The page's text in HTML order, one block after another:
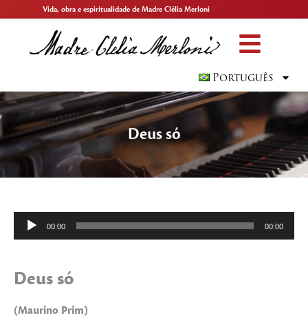
Vida, obra e espiritualidade de Madre Clélia Merloni
Português
Deus só
Tocador
de
00:00 00:00
Deus só
(Maurino Prim)